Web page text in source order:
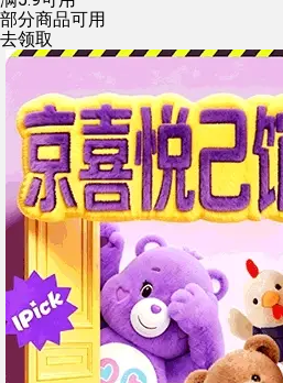
部分商品可用
去领取